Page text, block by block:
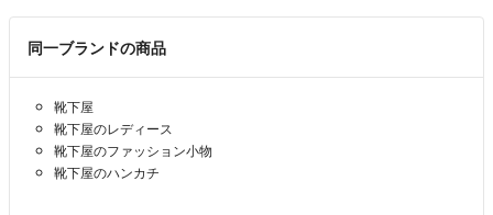
同一ブランドの商品
靴下屋
靴下屋のレディース
靴下屋のファッション小物
靴下屋のハンカチ